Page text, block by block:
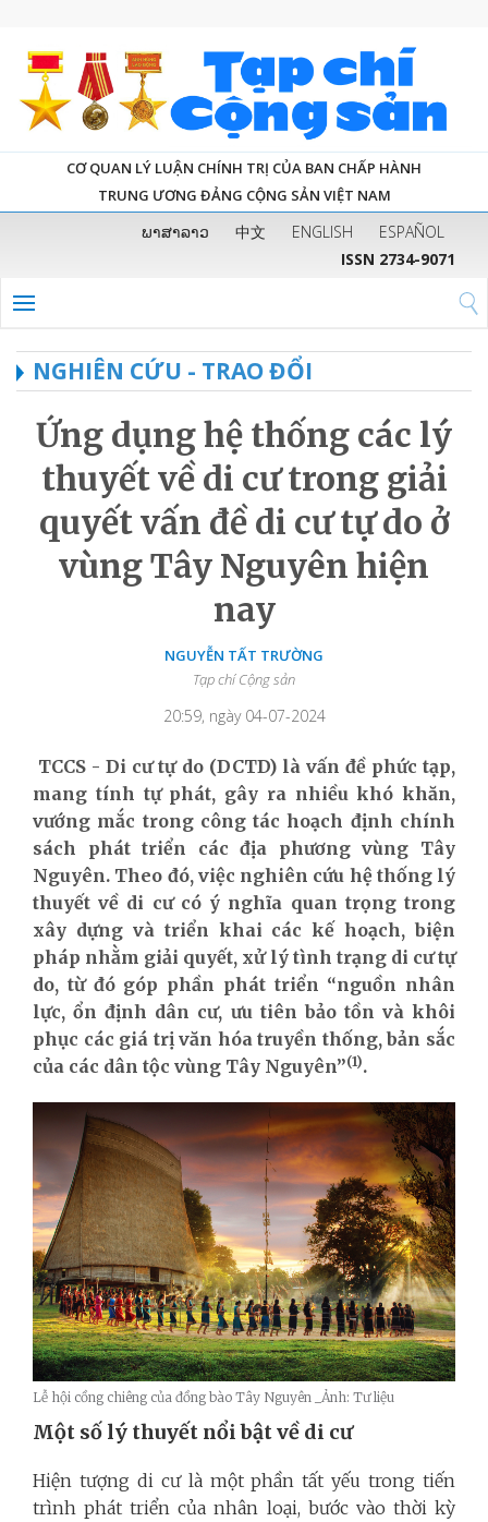
CƠ QUAN LÝ LUẬN CHÍNH TRỊ CỦA BAN CHẤP HÀNH
TRUNG ƯƠNG ĐẢNG CỘNG SẢN VIỆT NAM
ພາສາລາວ 中文 ENGLISH
ESPAÑOL
ISSN 2734-9071
NGHIÊN CỨU - TRAO ĐỔI
Ứng dụng hệ thống các lý
thuyết về di cư trong giải
quyết vấn đề di cư tự do ở
vùng Tây Nguyên hiện
nay
NGUYỄN TẤT TRƯỜNG
Tạp chí Cộng sản
20:59, ngày 04-07-2024
TCCS - Di cư tự do (DCTD) là vấn đề phức tạp,
mang tính tự phát, gây ra nhiều khó khăn,
vướng mắc trong công tác hoạch định chính
sách phát triển các địa phương vùng Tây
Nguyên. Theo đó, việc nghiên cứu hệ thống lý
thuyết về di cư có ý nghĩa quan trọng trong
xây dựng và triển khai các kế hoạch, biện
pháp nhằm giải quyết, xử lý tình trạng di cư tự
do, từ đó góp phần phát triển “nguồn nhân
lực, ổn định dân cư, ưu tiên bảo tồn và khôi
phục các giá trị văn hóa truyền thống, bản sắc
của các dân tộc vùng Tây Nguyên”(1).
Lễ hội cồng chiêng của đồng bào Tây Nguyên _Ảnh: Tư liệu
Một số lý thuyết nổi bật về di cư
Hiện tượng di cư là một phần tất yếu trong tiến
trình phát triển của nhân loại, bước vào thời kỳ